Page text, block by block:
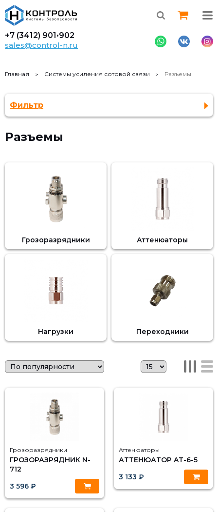
+7 (3412) 901•902
sales@control-n.ru
Главная Cистемы усиления сотовой связи Разъемы
Разъемы
Грозоразрядники Аттенюаторы
Нагрузки Переходники
Грозоразрядники
ГРОЗОРАЗРЯДНИК N-
712
3 596 ₽
Аттенюаторы
АТТЕНЮАТОР AT-6-5
3 133 ₽
Фильтр